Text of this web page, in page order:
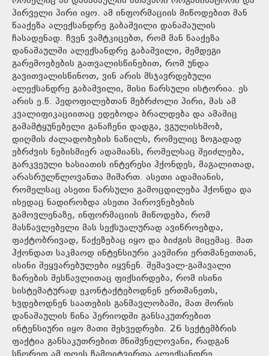
პირველი პირი იყო. ამ ინფორმაციის მიწოდებით მან
წააქეზა ალექსანდრე გაბაშვილი დანაშაულის
ჩასადენად. ჩვენ ვამტკიცებთ, რომ მან წააქეზა
დანაშაულში ალექსანდრე გაბაშვილი, შემდეგი
გარემოებების გათვალისწინებით, რომ უნდა
გავითვალისწინოთ, ვინ არის მსჯავრდებული
ალექსანდრე გაბაშვილი, მისი წარსული ისტორია. ეს
არის ე.წ. პედოფილებთან მებრძოლი პირი, მას ამ
კვალიფიკაციითაც ედებოდა ბრალდება და ამაშიც
გამამტყუნებელი განაჩენი დადგა, ვგულისხმობ,
დიღმის ძალადობების ნაწილს, რომელიც ზოგადად
ებრძვის ნებისმიერ ადამიანს, რომელსაც შეიძლება,
გარკვეული ხასიათის ინტერესი ჰქონდეს, მაგალითად,
არასრულწლოვანთა მიმართ. ასეთი ადამიანის,
რომელსაც ასეთი წარსული გამოცდილება ჰქონდა და
ისედაც ნადირობდა ასეთი პიროვნებების
გამოვლენაზე, ინფორმაციის მიწოდება, რომ
მასწავლებელი მას სექსუალურად ავიწროებდა,
ფაქტობრივად, წაქეზებაც იყო და ბიძგის მიცემაც. მათ
ჰქონდათ საკმაოდ ინტენსიური კავშირი ერთმანეთთან,
ისინი შეყვარებულები იყვნენ. შემავალ-გამავალი
ზარების შესწავლითაც ფიქსირდება, რომ ისინი
სისტემატურად ეკონტაქტებოდნენ ერთმანეთს,
ხვდებოდნენ საათების განმავლობაში, მათ შორის
დანაშაულის წინა პერიოდში განსაკუთრებით
ინტენსიური იყო მათი შეხვედრები. 26 სექტემბრის
ფაქტია განსაკუთრებით მნიშვნელოვანი, რადგან